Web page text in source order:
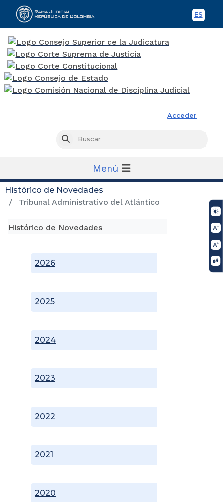
ES
Acceder
Buscar
Menú
Histórico de Novedades
Tribunal Administrativo del Atlántico
Histórico de Novedades
2020
2021
2022
2023
2024
2025
2026